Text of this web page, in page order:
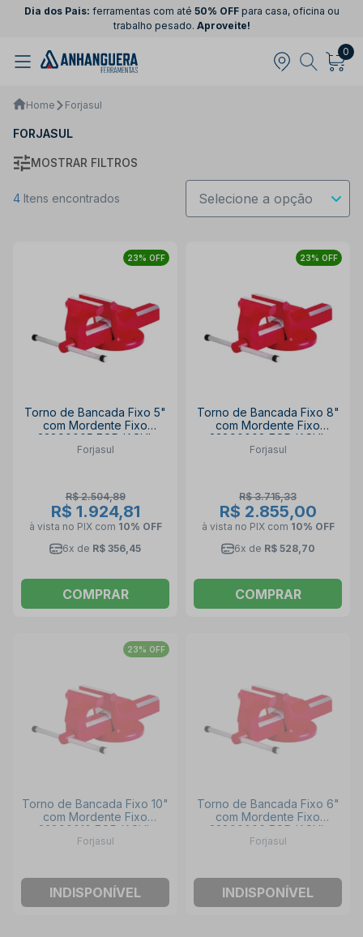
Dia dos Pais: ferramentas com até 50% OFFpara casa, oficina ou
trabalho pesado. Aproveite!
0
Home Forjasul
FORJASUL
MOSTRAR FILTROS
4 Itens encontrados
23% OFF
Torno de Bancada Fixo 5"
com Mordente Fixo
33890005 FORJASUL
Forjasul
R$ 2.504,89
R$ 1.924,81
à vista no PIX com 10% OFF
6x de R$ 356,45
COMPRAR
23% OFF
Torno de Bancada Fixo 8"
com Mordente Fixo
33890008 FORJASUL
Forjasul
R$ 3.715,33
R$ 2.855,00
à vista no PIX com 10% OFF
6x de R$ 528,70
COMPRAR
23% OFF
Torno de Bancada Fixo 10"
com Mordente Fixo
33890010 FORJASUL
Forjasul
INDISPONÍVEL
Torno de Bancada Fixo 6"
com Mordente Fixo
33890006 FORJASUL
Forjasul
INDISPONÍVEL